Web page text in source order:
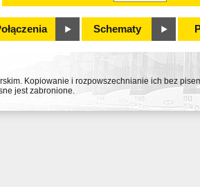
Schematy
Kopiowanie i rozpowszechnianie ich bez
jest zabronione.